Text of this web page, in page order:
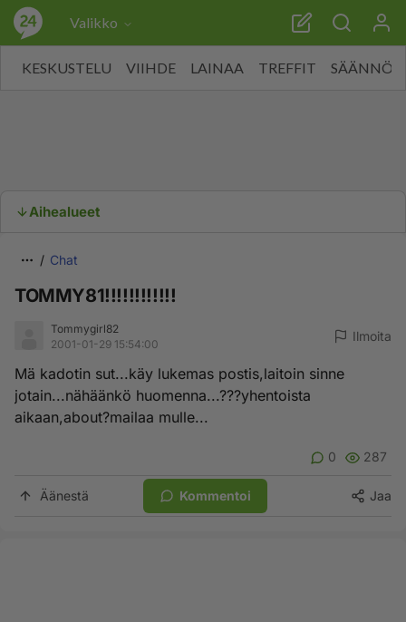
Valikko
KESKUSTELU VIIHDE LAINAA TREFFIT SÄÄNNÖT
Aihealueet
Chat
TOMMY81!!!!!!!!!!!!
Tommygirl82
2001-01-29 15:54:00
Ilmoita
Mä kadotin sut...käy lukemas postis,laitoin sinne
jotain...nähäänkö huomenna...???yhentoista
aikaan,about?mailaa mulle...
0 287
Äänestä Kommentoi Jaa